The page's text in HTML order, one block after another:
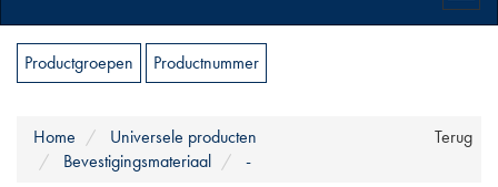
Productgroepen Productnummer
Terug
Home
Universele producten
Bevestigingsmateriaal
-